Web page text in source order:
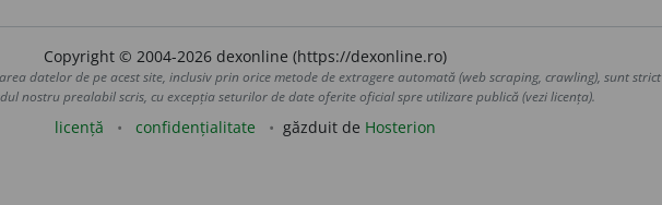
Copyright © 2004-2026 dexonline (https://dexonline.ro)
datelor de pe acest site, inclusiv prin orice metode de extragere automată (web scraping, crawling), sunt strict
nostru prealabil scris, cu excepția seturilor de date oferite oficial spre utilizare publică (vezi licența).
licență confidențialitate găzduit de Hosterion